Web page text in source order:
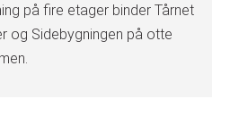
på fire etager binder Tårnet
og Sidebygningen på otte